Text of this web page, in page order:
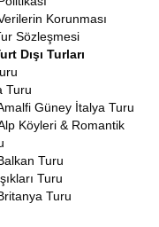
Korunması
Sözleşmesi
Dışı Turları
Turu
Güney İtalya Turu
Köyleri & Romantik
Turu
Turu
Turu